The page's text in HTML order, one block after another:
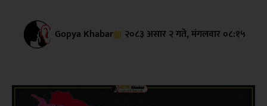
Gopya Khabar २०८३ असार २ गते, मंगलवार ०८:१५